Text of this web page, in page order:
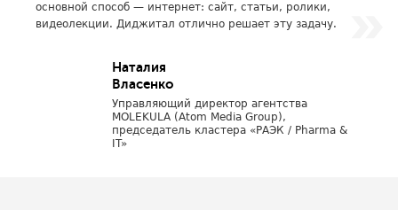
основной способ — интернет: сайт, статьи, ролики,
видеолекции. Диджитал отлично решает эту задачу.
Наталия
Власенко
Управляющий директор агентства
MOLEKULA (Atom Media Group),
председатель кластера «РАЭК / Pharma &
IT»